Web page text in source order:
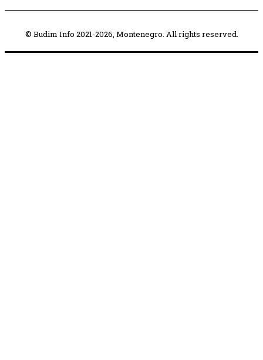
© Budim Info 2021-2026, Montenegro. All rights reserved.